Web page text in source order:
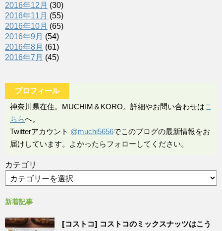
2016年12月 (30)
2016年11月 (55)
2016年10月 (65)
2016年9月 (54)
2016年8月 (61)
2016年7月 (45)
プロフィール
神奈川県在住。MUCHIM＆KORO。詳細やお問い合わせはこ
ちらへ。
Twitterアカウント @muchi5656でこのブログの最新情報をお
届けしています。よかったらフォローしてください。
カテゴリ
新着記事
[コストコ] コストコのミックスナッツはこう